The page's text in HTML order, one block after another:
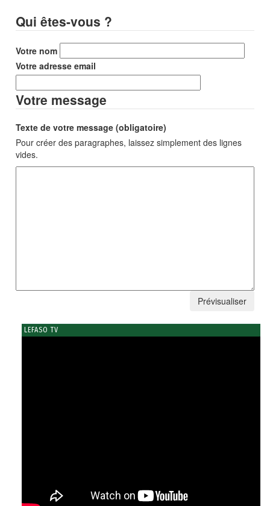
Qui êtes-vous ?
Votre nom
Votre adresse email
Votre message
Texte de votre message (obligatoire)
Pour créer des paragraphes, laissez simplement des lignes
vides.
LEFASO TV